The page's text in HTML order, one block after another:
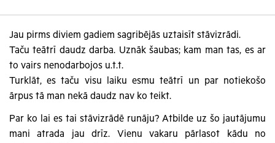
Jau pirms diviem gadiem sagribējās uztaisīt stāvizrādi.
Taču teātrī daudz darba. Uznāk šaubas; kam man tas, es ar
to vairs nenodarbojos u.t.t.
Turklāt, es taču visu laiku esmu teātrī un par notiekošo
ārpus tā man nekā daudz nav ko teikt.
Par ko lai es tai stāvizrādē runāju? Atbilde uz šo jautājumu
mani atrada jau drīz. Vienu vakaru pārlasot kādu no